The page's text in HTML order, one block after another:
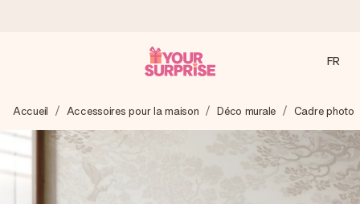
Nous préparons votre cadeau avec attention et l’envoyons
en un éclair – pour que vous puissiez l’offrir au bon moment,
quand cela compte le plus.
FR
Accueil Accessoires pour la maison Déco murale Cadre photo